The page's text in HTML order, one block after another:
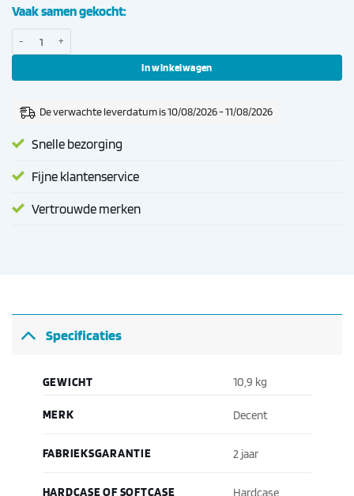
Vaak samen gekocht:
In winkelwagen
De verwachte leverdatum is 10/08/2026 - 11/08/2026
Snelle bezorging
Fijne klantenservice
Vertrouwde merken
Specificaties
GEWICHT 10,9 kg
MERK Decent
FABRIEKSGARANTIE 2 jaar
HARDCASE OF SOFTCASE Hardcase